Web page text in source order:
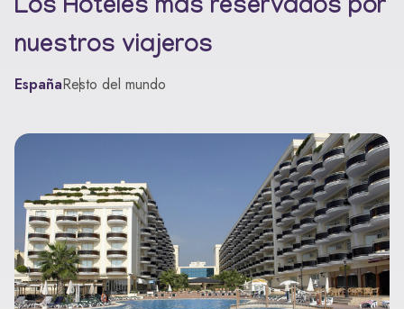
Los Hoteles más reservados por
nuestros viajeros
EspañaResto del mundo